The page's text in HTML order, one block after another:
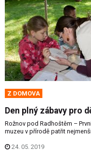
Z DOMOVA
Den plný zábavy pro
Rožnov pod Radhoštěm –
muzeu v přírodě patřit
24. 05. 2019